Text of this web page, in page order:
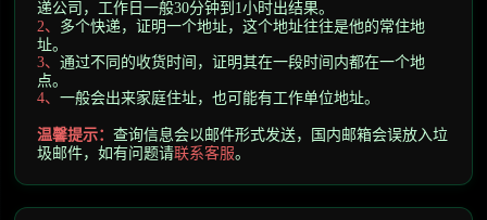
递公司 ，工作日一般30分钟到1小时出结果。
2、 多个快递，证明一个地址，这个地址往往是他的常住地
址。
3、通过不同的收货时间，证明其在一段时间内都在一个地
点。
4、一般会出来家庭住址，也可能有工作单位地址。
温馨提示：查询信息会以邮件形式发送，
国内邮箱会误放入垃
圾邮件，如有问题请联系客服。